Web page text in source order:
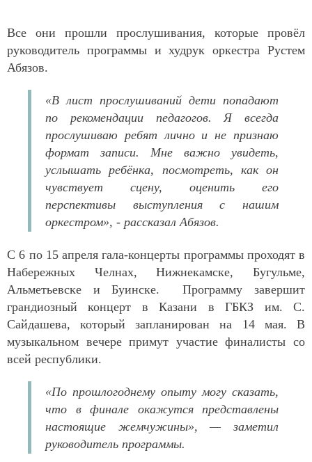
Все они прошли прослушивания, которые провёл
руководитель программы и худрук оркестра Рустем
Абязов.
«В лист прослушиваний дети попадают
по рекомендации педагогов. Я всегда
прослушиваю ребят лично и не признаю
формат записи. Мне важно увидеть,
услышать ребёнка, посмотреть, как он
чувствует сцену, оценить его
перспективы выступления с нашим
оркестром», - рассказал Абязов.
С 6 по 15 апреля гала-концерты программы проходят в
Набережных Челнах, Нижнекамске, Бугульме,
Альметьевске и Буинске. Программу завершит
грандиозный концерт в Казани в ГБКЗ им. С.
Сайдашева, который запланирован на 14 мая. В
музыкальном вечере примут участие финалисты со
всей республики.
«По прошлогоднему опыту могу сказать,
что в финале окажутся представлены
настоящие жемчужины», — заметил
руководитель программы.